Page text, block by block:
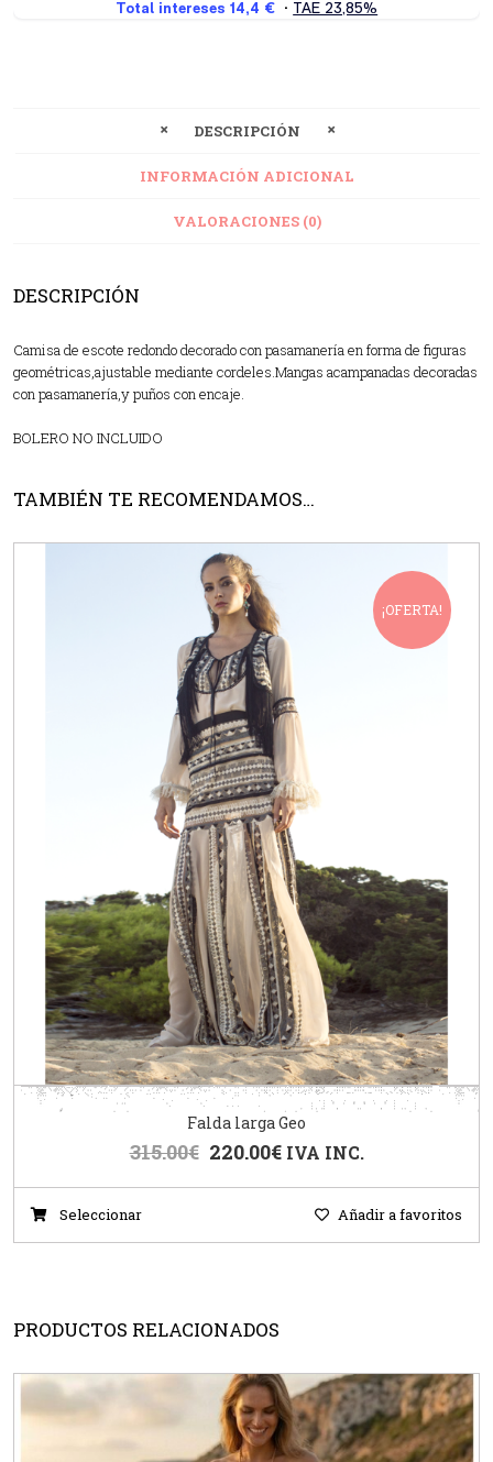
DESCRIPCIÓN
INFORMACIÓN ADICIONAL
VALORACIONES (0)
DESCRIPCIÓN
Camisa de escote redondo decorado con pasamanería en forma de figuras
geométricas,ajustable mediante cordeles.Mangas acampanadas decoradas
con pasamanería,y puños con encaje.
BOLERO NO INCLUIDO
TAMBIÉN TE RECOMENDAMOS…
¡OFERTA!
Falda larga Geo
315.00€ 220.00€ IVA INC.
Seleccionar Añadir a favoritos
PRODUCTOS RELACIONADOS